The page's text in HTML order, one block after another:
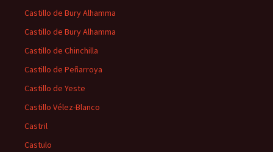
Castillo de Bury Alhamma
Castillo de Bury Alhamma
Castillo de Chinchilla
Castillo de Peñarroya
Castillo de Yeste
Castillo Vélez-Blanco
Castril
Castulo